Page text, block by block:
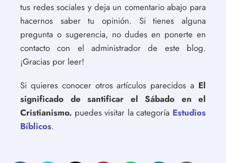
tus redes sociales y deja un comentario abajo para
hacernos saber tu opinión. Si tienes alguna
pregunta o sugerencia, no dudes en ponerte en
contacto con el administrador de este blog.
¡Gracias por leer!
Si quieres conocer otros artículos parecidos a El
significado de santificar el Sábado en el
Cristianismo. puedes visitar la categoría Estudios
Bíblicos.